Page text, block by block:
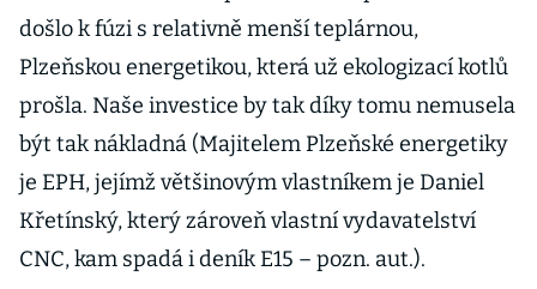
došlo k fúzi s relativně menší teplárnou,
Plzeňskou energetikou, která už ekologizací kotlů
prošla. Naše investice by tak díky tomu nemusela
být tak nákladná (Majitelem Plzeňské energetiky
je EPH, jejímž většinovým vlastníkem je Daniel
Křetínský, který zároveň vlastní vydavatelství
CNC, kam spadá i deník E15 – pozn. aut.).